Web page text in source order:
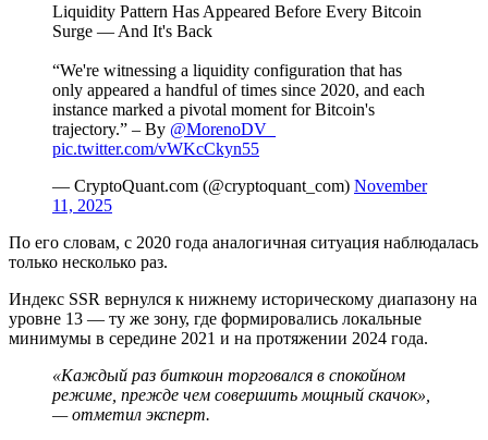
Liquidity Pattern Has Appeared Before Every Bitcoin
Surge — And It's Back
“We're witnessing a liquidity configuration that has
only appeared a handful of times since 2020, and each
instance marked a pivotal moment for Bitcoin's
trajectory.” – By @MorenoDV_
pic.twitter.com/vWKcCkyn55
— CryptoQuant.com (@cryptoquant_com) November
11, 2025
По его словам, с 2020 года аналогичная ситуация наблюдалась
только несколько раз.
Индекс SSR вернулся к нижнему историческому диапазону на
уровне 13 — ту же зону, где формировались локальные
минимумы в середине 2021 и на протяжении 2024 года.
«Каждый раз биткоин торговался в спокойном
режиме, прежде чем совершить мощный скачок»,
— отметил эксперт.